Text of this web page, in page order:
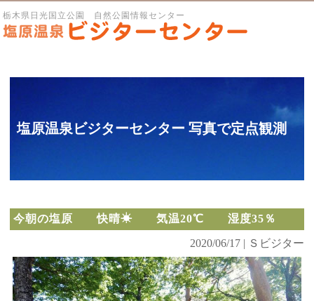
栃木県日光国立公園 自然公園情報センター
塩原温泉ビジターセンター 写真で定点観測
今朝の塩原 快晴☀ 気温20℃ 湿度35％
2020/06/17 | Ｓビジター